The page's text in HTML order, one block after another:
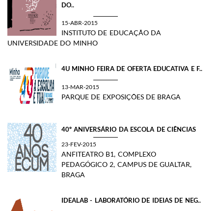
DO..
15-ABR-2015
INSTITUTO DE EDUCAÇÃO DA
UNIVERSIDADE DO MINHO
4U MINHO FEIRA DE OFERTA EDUCATIVA E F..
13-MAR-2015
PARQUE DE EXPOSIÇÕES DE BRAGA
40º ANIVERSÁRIO DA ESCOLA DE CIÊNCIAS
23-FEV-2015
ANFITEATRO B1, COMPLEXO
PEDAGÓGICO 2, CAMPUS DE GUALTAR,
BRAGA
IDEALAB - LABORATÓRIO DE IDEIAS DE NEG..